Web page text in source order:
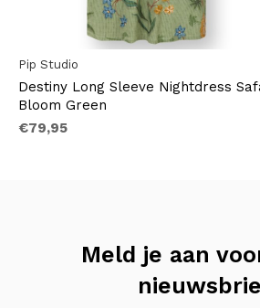
Pip Studio
Destiny Long Sleeve Nightdress
Bloom Green
€79,95
Meld je aan